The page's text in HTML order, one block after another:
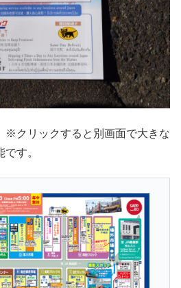
クリックすると別画面で大きな
す。